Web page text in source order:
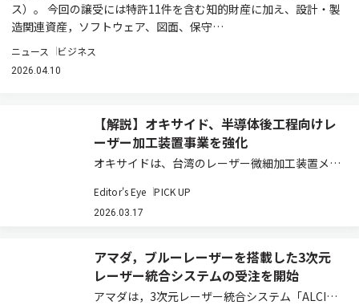
ス）。 今回の譲受には特許11件を含む知的財産に加え、設計・製
造関連資産，ソフトウェア、図面、保守…
ニュース ビジネス
2026.04.10
【解説】オキサイド、半導体後工程向けレ
ーザー加工装置事業を強化
オキサイドは、台湾のレーザー微細加工装置メー
し、半導体後工程向けレーザー加工装置事業の強
化に乗り出す。これまで同社は深紫外レーザーな
Editor's Eye PICK UP
2026.03.17
アマダ，ブルーレーザーを搭載した3次元
レーザー統合システムの受注を開始
アマダは，3次元レーザー統合システム「ALCIS-